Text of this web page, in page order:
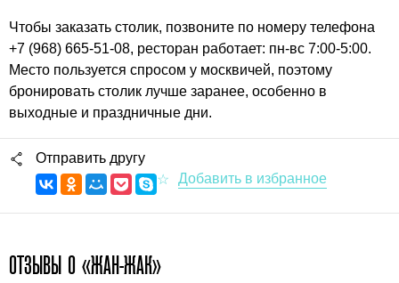
Чтобы заказать столик, позвоните по номеру телефона
+7 (968) 665-51-08, ресторан работает: пн-вс 7:00-5:00.
Место пользуется спросом у москвичей, поэтому
бронировать столик лучше заранее, особенно в
выходные и праздничные дни.
Отправить другу
ОТЗЫВЫ О «ЖАН-ЖАК»